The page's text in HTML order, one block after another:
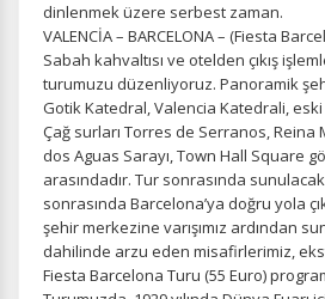
dinlenmek üzere serbest zaman.
VALENCİA – BARCELONA – (Fiesta
Sabah kahvaltısı ve otelden çıkış
turumuzu düzenliyoruz. Panoramik
Gotik Katedral, Valencia Katedrali,
Çağ surları Torres de Serranos, Reina
dos Aguas Sarayı, Town Hall Square
arasındadır. Tur sonrasında
sonrasında Barcelona’ya doğru yola
şehir merkezine varışımız ardından
dahilinde arzu eden misafirlerimiz,
Fiesta Barcelona Turu (55 Euro)